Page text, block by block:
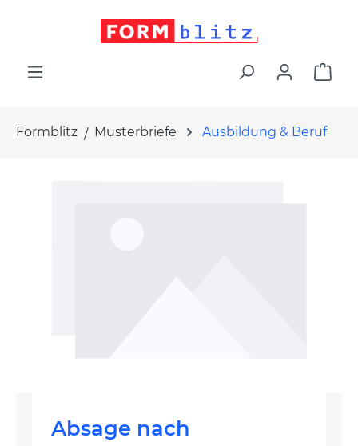
Formblitz Musterbriefe Ausbildung & Beruf
Absage nach